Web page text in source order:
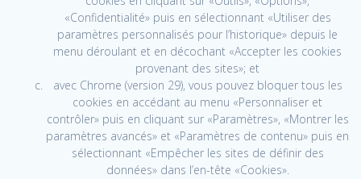
«Confidentialité» puis en sélectionnant «Utiliser des
paramètres personnalisés pour l’historique» depuis le
menu déroulant et en décochant «Accepter les cookies
provenant des sites»; et
avec Chrome (version 29), vous pouvez bloquer tous les
cookies en accédant au menu «Personnaliser et
contrôler» puis en cliquant sur «Paramètres», «Montrer les
paramètres avancés» et «Paramètres de contenu» puis en
sélectionnant «Empêcher les sites de définir des
données» dans l’en-tête «Cookies».